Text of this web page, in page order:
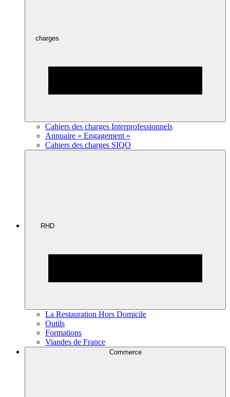
charges
Cahiers des charges Interprofessionnels
Annuaire « Engagement »
Cahiers des charges SIQO
RHD
La Restauration Hors Domicile
Outils
Formations
Viandes de France
Commerce